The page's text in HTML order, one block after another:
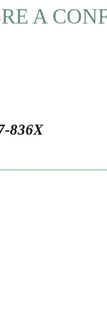
A
836X